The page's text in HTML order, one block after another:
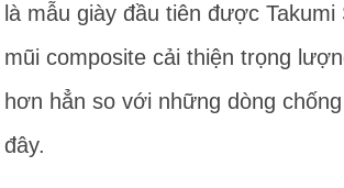
là mẫu giày đầu tiên được Takumi
mũi composite cải thiện trọng
hơn hẳn so với những dòng
đây.